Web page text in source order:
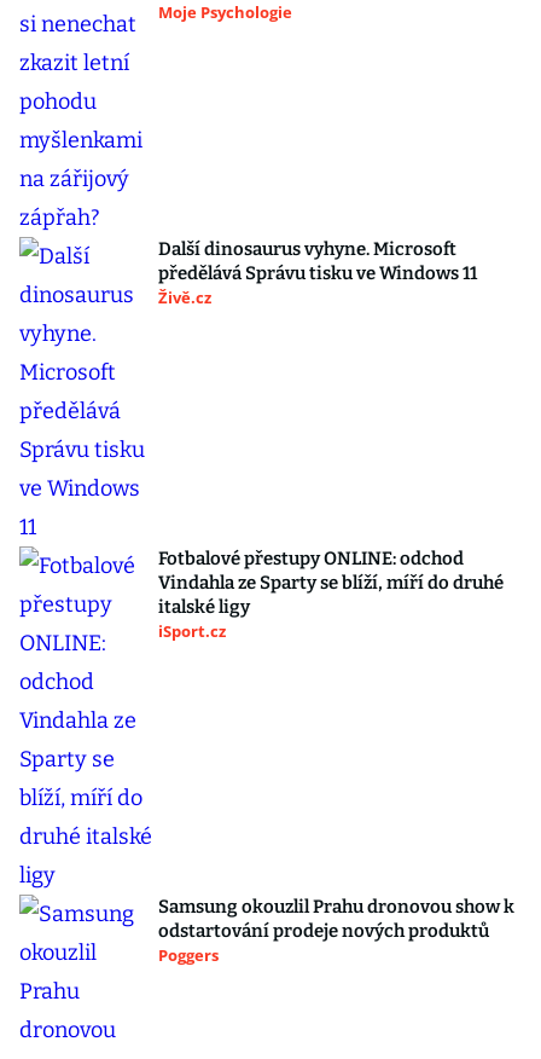
Moje Psychologie
Další dinosaurus vyhyne. Microsoft
předělává Správu tisku ve Windows 11
Živě.cz
Fotbalové přestupy ONLINE: odchod
Vindahla ze Sparty se blíží, míří do druhé
italské ligy
iSport.cz
Samsung okouzlil Prahu dronovou show k
odstartování prodeje nových produktů
Poggers